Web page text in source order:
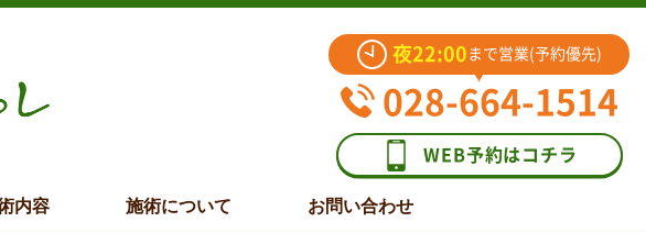
夜22:00 まで営業(予約優先)
028-664-1514
WEB予約はコチラ
内容 施術について お問い合わせ